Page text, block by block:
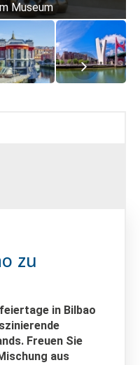
Museum
zu
in Bilbao
Freuen Sie
aus